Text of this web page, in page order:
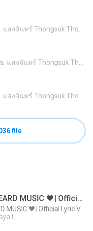
สงจันทร์ Thongsuk Thongsuk
แสงจันทร์ Thongsuk Thongsuk
สงจันทร์ Thongsuk Thongsuk
file
ไม่มีใครรู้ตัวเรา– UNHEARD MUSIC 🖤| Official Lyric Video | เพลงสู้ชีวิต
L.